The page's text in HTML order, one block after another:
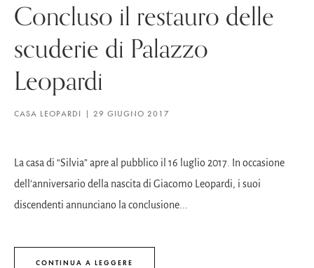
Concluso il restauro delle
scuderie di Palazzo
Leopardi
CASA LEOPARDI 29 GIUGNO 2017
La casa di “Silvia” apre al pubblico il 16 luglio 2017. In occasione
dell’anniversario della nascita di Giacomo Leopardi, i suoi
discendenti annunciano la conclusione...
CONTINUA A LEGGERE